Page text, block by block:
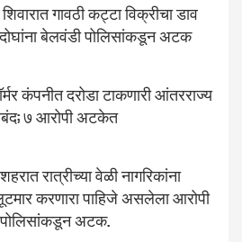
गावठी कट्टा विक्रीचा डाव
बेलवंडी पोलिसांकडून अटक
कंपनीत दरोडा टाकणारी आंतरराज्य
७ आरोपी अटकेत
रात्रीच्या वेळी नागरिकांना
करणारा पाहिजे असलेला आरोपी
पोलिसांकडून अटक.